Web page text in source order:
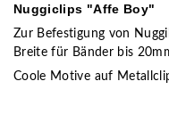
Nuggiclips "Affe Boy"
Zur Befestigung von
Breite für Bänder bis
Coole Motive auf